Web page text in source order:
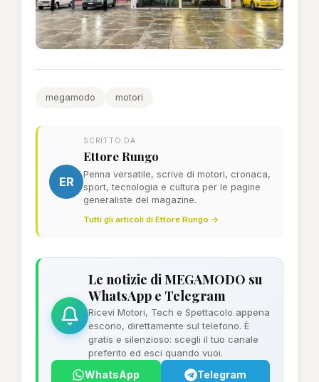
megamodo motori
ER
SCRITTO DA
Ettore Rungo
Penna versatile, scrive di motori, cronaca,
sport, tecnologia e cultura per le pagine
generaliste del magazine.
Tutti gli articoli di Ettore Rungo →
Le notizie di MEGAMODO su
WhatsApp e Telegram
Ricevi Motori, Tech e Spettacolo appena
escono, direttamente sul telefono. È
gratis e silenzioso: scegli il tuo canale
preferito ed esci quando vuoi.
WhatsApp Telegram